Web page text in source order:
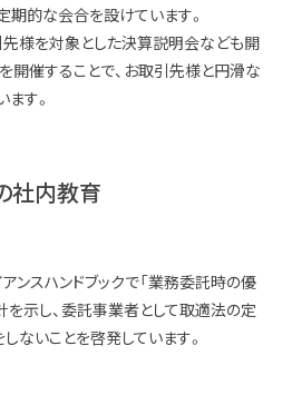
的な会合を設けています。
先様を対象とした決算説明会なども開
開催することで、お取引先様と円滑な
す。
社内教育
ンスハンドブックで「業務委託時の優
示し、委託事業者として取適法の定
ないことを啓発しています。